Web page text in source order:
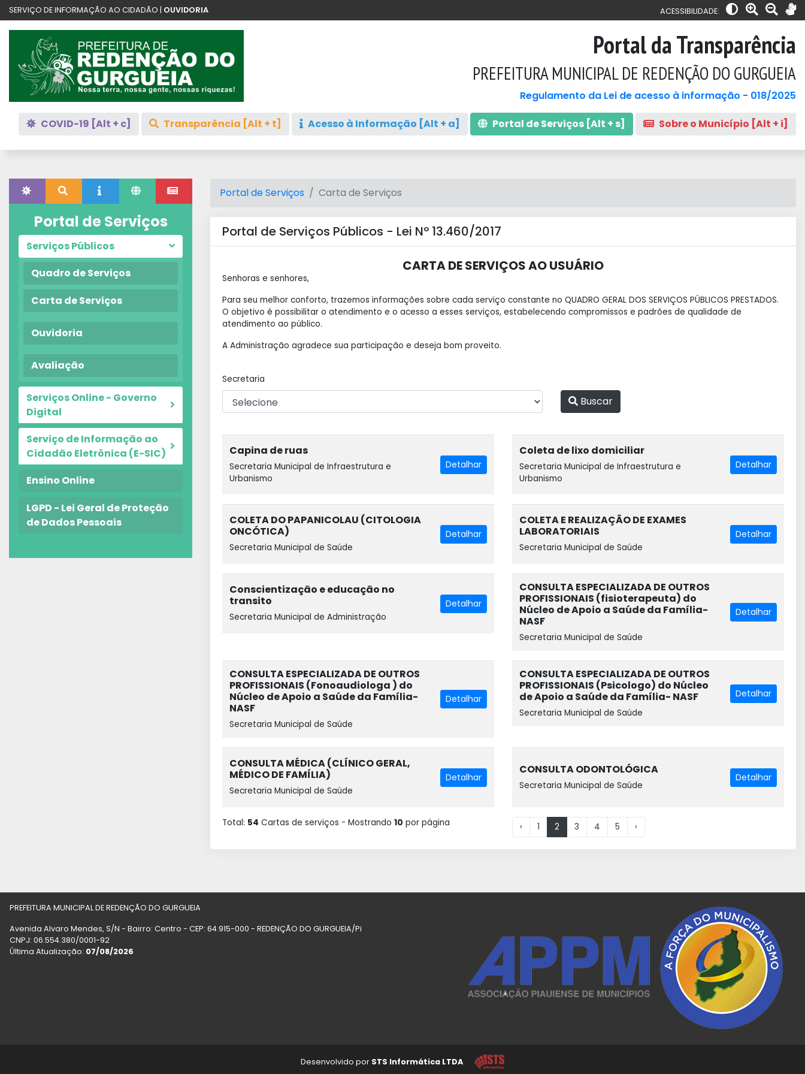
SERVIÇO DE INFORMAÇÃO AO CIDADÃO | OUVIDORIA ACESSIBILIDADE:
Portal da Transparência
PREFEITURA MUNICIPAL DE REDENÇÃO DO GURGUEIA
Regulamento da Lei de acesso à informação - 018/2025
COVID-19 [Alt + c] Transparência [Alt + t] Acesso à Informação [Alt + a] Portal de Serviços [Alt + s] Sobre o Município [Alt + i]
Portal de Serviços
Serviços Públicos
Quadro de Serviços
Carta de Serviços
Ouvidoria
Avaliação
Serviços Online - Governo
Digital
Serviço de Informação ao
Cidadão Eletrônica (E-SIC)
Ensino Online
LGPD - Lei Geral de Proteção
de Dados Pessoais
Portal de Serviços Carta de Serviços
Portal de Serviços Públicos - Lei Nº 13.460/2017
CARTA DE SERVIÇOS AO USUÁRIO
Senhoras e senhores,
Para seu melhor conforto, trazemos informações sobre cada serviço constante no QUADRO GERAL DOS SERVIÇOS PÚBLICOS PRESTADOS.
O objetivo é possibilitar o atendimento e o acesso a esses serviços, estabelecendo compromissos e padrões de qualidade de
atendimento ao público.
A Administração agradece sua participação e deseja bom proveito.
Secretaria
Buscar
Capina de ruas
Secretaria Municipal de Infraestrutura e
Urbanismo
Detalhar
Coleta de lixo domiciliar
Secretaria Municipal de Infraestrutura e
Urbanismo
Detalhar
COLETA DO PAPANICOLAU (CITOLOGIA
ONCÓTICA)
Secretaria Municipal de Saúde
Detalhar
COLETA E REALIZAÇÃO DE EXAMES
LABORATORIAIS
Secretaria Municipal de Saúde
Detalhar
Conscientização e educação no
transito
Secretaria Municipal de Administração
Detalhar
CONSULTA ESPECIALIZADA DE OUTROS
PROFISSIONAIS (fisioterapeuta) do
Núcleo de Apoio a Saúde da Família-
NASF
Secretaria Municipal de Saúde
Detalhar
CONSULTA ESPECIALIZADA DE OUTROS
PROFISSIONAIS (Fonoaudiologa ) do
Núcleo de Apoio a Saúde da Família-
NASF
Secretaria Municipal de Saúde
Detalhar
CONSULTA ESPECIALIZADA DE OUTROS
PROFISSIONAIS (Psicologo) do Núcleo
de Apoio a Saúde da Família- NASF
Secretaria Municipal de Saúde
Detalhar
CONSULTA MÉDICA (CLÍNICO GERAL,
MÉDICO DE FAMÍLIA)
Secretaria Municipal de Saúde
Detalhar
CONSULTA ODONTOLÓGICA
Secretaria Municipal de Saúde
Detalhar
Total: 54 Cartas de serviços - Mostrando 10 por página ‹ 1 2 3 4 5 ›
PREFEITURA MUNICIPAL DE REDENÇÃO DO GURGUEIA
Avenida Alvaro Mendes, S/N - Bairro: Centro - CEP: 64.915-000 - REDENÇÃO DO GURGUEIA/Pi
CNPJ: 06.554.380/0001-92
Última Atualização: 07/08/2026
Desenvolvido por STS Informática LTDA